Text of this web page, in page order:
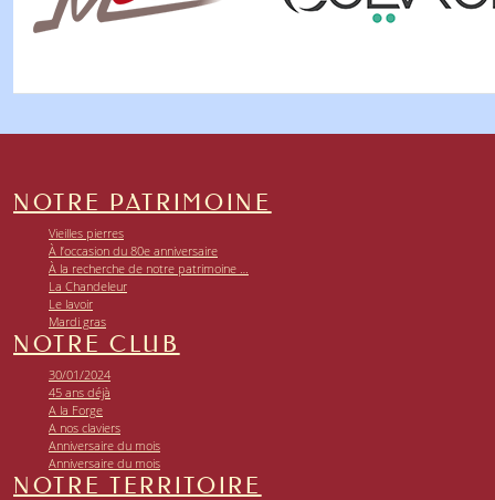
NOTRE PATRIMOINE
Vieilles pierres
À l’occasion du 80e anniversaire
À la recherche de notre patrimoine …
La Chandeleur
Le lavoir
Mardi gras
NOTRE CLUB
30/01/2024
45 ans déjà
A la Forge
A nos claviers
Anniversaire du mois
Anniversaire du mois
NOTRE TERRITOIRE